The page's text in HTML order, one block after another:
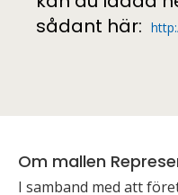
sådant här:
Om mallen
I samband med att